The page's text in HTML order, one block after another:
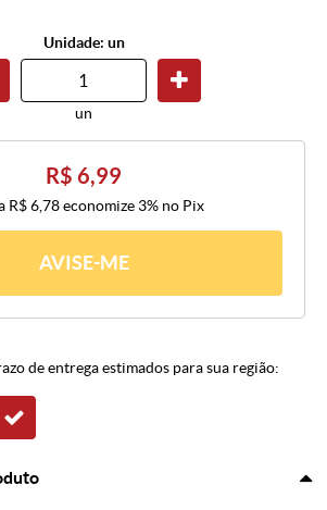
Unidade: un
un
R$ 6,99
R$ 6,78economize 3% no Pix
AVISE-ME
de entrega estimados para sua região: